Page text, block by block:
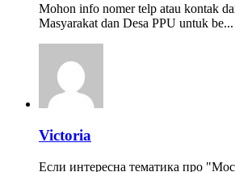
Mohon info nomer telp atau kontak
Masyarakat dan Desa PPU untuk be...
Victoria
Если интересна тематика про